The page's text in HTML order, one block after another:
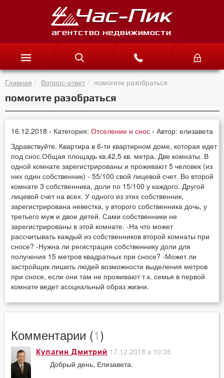
Главная Вопрос-ответ помогите разобраться
помогите разобраться
16.12.2018 › Категория:Отселение и снос › Автор: елизавета
Здравствуйте. Квартира в 6-ти квартирном доме, которая идет
под снос.Общая площадь кв.42,5 кв. метра. Две комнаты. В
одной комнате зарегистрированы и проживают 5 человек (из
них один собственник) - 55/100 свой лицевой счет. Во второй
комнате 3 собственника, доли по 15/100 у каждого. Другой
лицевой счет на всех. У одного из этих собственник,
зарегистрирована невестка, у второго собственника дочь, у
третьего муж и двое детей. Сами собственники не
зарегистрированы в этой комнате. -На что может
рассчитывать каждый из собственников второй комнаты при
сносе? -Нужна ли регистрация собственнику доли для
получения 15 метров квадратных при сносе? -Может ли
застройщик лишить людей возможности выделения метров
при сносе, если они там не проживают т.к. семья в первой
комнате ведет асоциальный образ жизни.
Комментарии (1)
Кулагин Дмитрий 17.12.2018 в 10:35
Добрый день, Елизавета.